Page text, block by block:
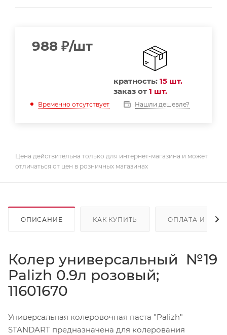
988 ₽/шт
кратность: 15 шт.
заказ от 1 шт.
Временно отсутствует Нашли дешевле?
Цена действительна только для интернет-магазина и может
отличаться от цен в розничных магазинах
ОПИСАНИЕ КАК КУПИТЬ ОПЛАТА И
Колер универсальный №19
Palizh 0.9л розовый;
11601670
Универсальная колеровочная паста "Palizh"
STANDART предназначена для колерования